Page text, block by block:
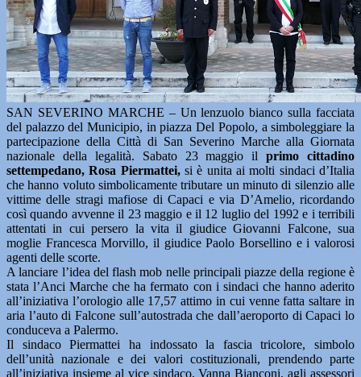
SAN SEVERINO MARCHE – Un lenzuolo bianco sulla facciata
del palazzo del Municipio, in piazza Del Popolo, a simboleggiare la
partecipazione della Città di San Severino Marche alla Giornata
nazionale della legalità. Sabato 23 maggio ilprimo cittadino
settempedano, Rosa Piermattei,si è unita ai molti sindaci d’Italia
che hanno voluto simbolicamente tributare un minuto di silenzio alle
vittime delle stragi mafiose di Capaci e via D’Amelio, ricordando
così quando avvenne il 23 maggio e il 12 luglio del 1992 e i terribili
attentati in cui persero la vita il giudice Giovanni Falcone, sua
moglie Francesca Morvillo, il giudice Paolo Borsellino e i valorosi
agenti delle scorte.
A lanciare l’idea del flash mob nelle principali piazze della regione è
stata l’Anci Marche che ha fermato con i sindaci che hanno aderito
all’iniziativa l’orologio alle 17,57 attimo in cui venne fatta saltare in
aria l’auto di Falcone sull’autostrada che dall’aeroporto di Capaci lo
conduceva a Palermo.
Il sindaco Piermattei ha indossato la fascia tricolore, simbolo
dell’unità nazionale e dei valori costituzionali, prendendo parte
all’iniziativa insieme al vice sindaco, Vanna Bianconi, agli assessori